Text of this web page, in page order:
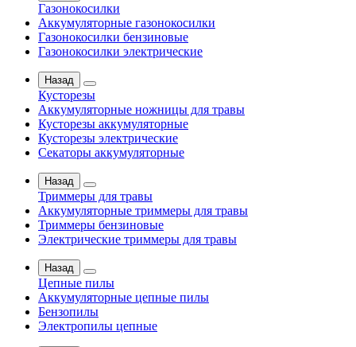
Газонокосилки
Аккумуляторные газонокосилки
Газонокосилки бензиновые
Газонокосилки электрические
Назад
Кусторезы
Аккумуляторные ножницы для травы
Кусторезы аккумуляторные
Кусторезы электрические
Секаторы аккумуляторные
Назад
Триммеры для травы
Аккумуляторные триммеры для травы
Триммеры бензиновые
Электрические триммеры для травы
Назад
Цепные пилы
Аккумуляторные цепные пилы
Бензопилы
Электропилы цепные